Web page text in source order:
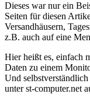
Dieses war nur ein
Seiten für diesen
Versandhäusern,
z.B. auch auf eine
Hier heißt es, einfach
Daten zu einem
Und
unter st-computer.net